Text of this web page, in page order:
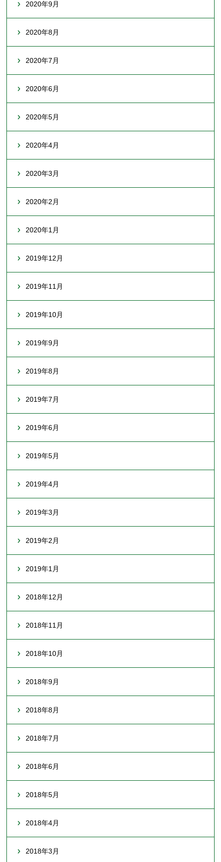
2020年9月
2020年8月
2020年7月
2020年6月
2020年5月
2020年4月
2020年3月
2020年2月
2020年1月
2019年12月
2019年11月
2019年10月
2019年9月
2019年8月
2019年7月
2019年6月
2019年5月
2019年4月
2019年3月
2019年2月
2019年1月
2018年12月
2018年11月
2018年10月
2018年9月
2018年8月
2018年7月
2018年6月
2018年5月
2018年4月
2018年3月